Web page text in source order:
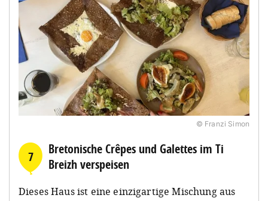
© Franzi Simon
7
Bretonische Crêpes und Galettes im Ti
Breizh verspeisen
Dieses Haus ist eine einzigartige Mischung aus